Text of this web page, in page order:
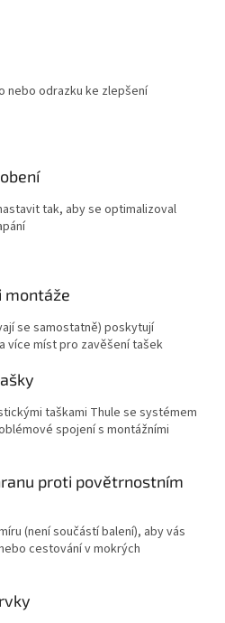
nebo odrazku ke zlepšení
tak, aby se optimalizoval
montáže
se samostatně) poskytují
více míst pro zavěšení tašek
taškami Thule se systémem
spojení s montážními
proti povětrnostním
(není součástí balení), aby vás
cestování v mokrých